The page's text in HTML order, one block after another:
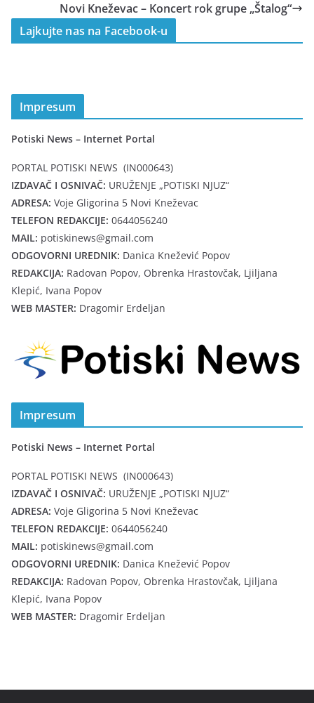
Novi Kneževac – Koncert rok grupe „Štalog“
Lajkujte nas na Facebook-u
Impresum
Potiski News – Internet Portal
PORTAL POTISKI NEWS (IN000643)
IZDAVAČ I OSNIVAČ: URUŽENJE „POTISKI NJUZ“
ADRESA: Voje Gligorina 5 Novi Kneževac
TELEFON REDAKCIJE: 0644056240
MAIL: potiskinews@gmail.com
ODGOVORNI UREDNIK: Danica Knežević Popov
REDAKCIJA: Radovan Popov, Obrenka Hrastovčak, Ljiljana
Klepić, Ivana Popov
WEB MASTER: Dragomir Erdeljan
Impresum
Potiski News – Internet Portal
PORTAL POTISKI NEWS (IN000643)
IZDAVAČ I OSNIVAČ: URUŽENJE „POTISKI NJUZ“
ADRESA: Voje Gligorina 5 Novi Kneževac
TELEFON REDAKCIJE: 0644056240
MAIL: potiskinews@gmail.com
ODGOVORNI UREDNIK: Danica Knežević Popov
REDAKCIJA: Radovan Popov, Obrenka Hrastovčak, Ljiljana
Klepić, Ivana Popov
WEB MASTER: Dragomir Erdeljan